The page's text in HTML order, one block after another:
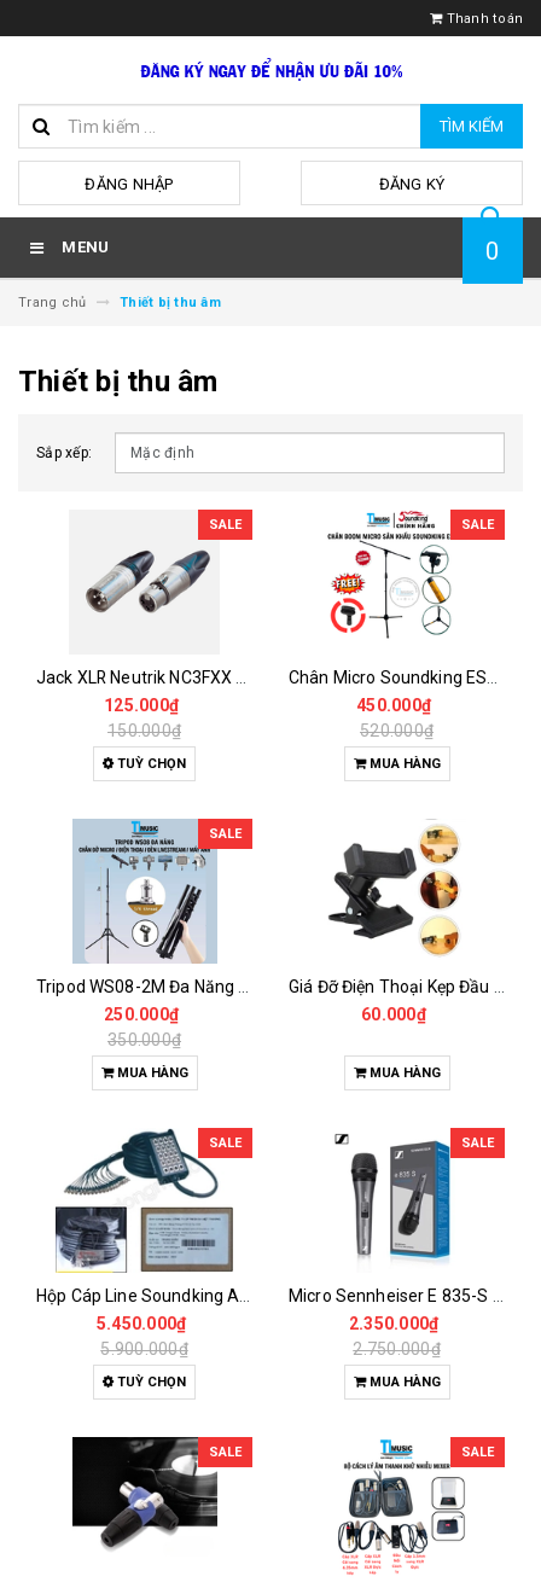
Thanh toán
TÌM KIẾM
ĐĂNG NHẬP ĐĂNG KÝ
MENU 0
Trang chủ Thiết bị thu âm
Thiết bị thu âm
Sắp xếp:
SALE
125.000₫
150.000₫
TUỲ CHỌN
SALE
450.000₫
520.000₫
MUA HÀNG
SALE
250.000₫
350.000₫
MUA HÀNG
60.000₫
MUA HÀNG
SALE
5.450.000₫
5.900.000₫
TUỲ CHỌN
SALE
2.350.000₫
2.750.000₫
MUA HÀNG
SALE SALE